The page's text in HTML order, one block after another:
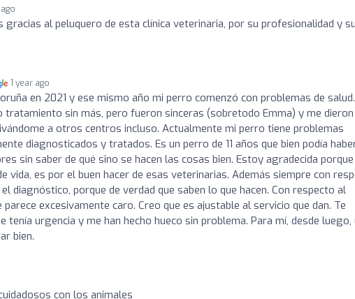
gracias al peluquero de esta clínica veterinaria, por su profesionalidad y su
1 year ago
en 2021 y ese mismo año mi perro comenzó con problemas de salud.
tratamiento sin más, pero fueron sinceras (sobretodo Emma) y me dieron
a otros centros incluso. Actualmente mi perro tiene problemas
diagnosticados y tratados. Es un perro de 11 años que bien podía
sin saber de qué sino se hacen las cosas bien. Estoy agradecida
vida, es por el buen hacer de esas veterinarias. Además siempre con
diagnóstico, porque de verdad que saben lo que hacen. Con respecto al
excesivamente caro. Creo que es ajustable al servicio que dan. Te
tenía urgencia y me han hecho hueco sin problema. Para mí, desde luego,
bien.
con los animales